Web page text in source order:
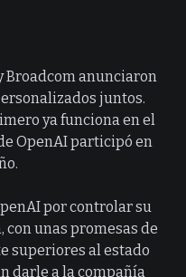
Broadcom anunciaron
juntos.
ya funciona en el
OpenAI participó en
por controlar su
unas promesas de
superiores al estado
darle a la compañía